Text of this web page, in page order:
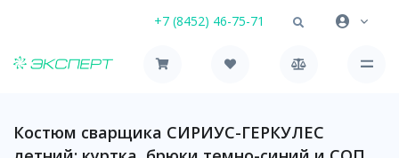
+7 (8452) 46-75-71
Костюм сварщика СИРИУС-ГЕРКУЛЕС